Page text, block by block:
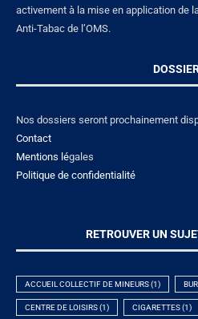
activement à la mise en application de
Anti-Tabac de l’OMS.
Nos dossiers seront prochainement
Contact
Mentions légales
Politique de confidentialité
RETROUVER UN
ACCUEIL COLLECTIF DE MINEURS(1)
CENTRE DE LOISIRS(1) CIGARETTES(1)